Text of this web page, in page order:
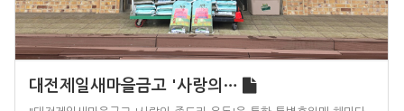
대전제일새마을금고 '사랑의…